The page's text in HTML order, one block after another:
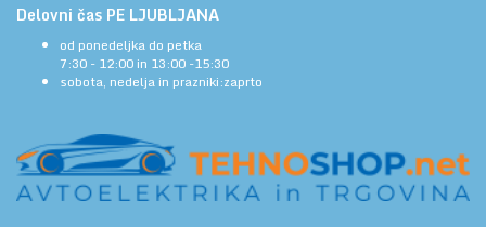
Delovni čas PE LJUBLJANA
od ponedeljka do petka
7:30 - 12:00 in 13:00 -15:30
sobota, nedelja in prazniki:zaprto